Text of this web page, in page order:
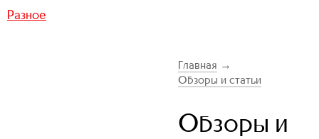
Разное
Главная →
Обзоры и статьи
Обзоры и